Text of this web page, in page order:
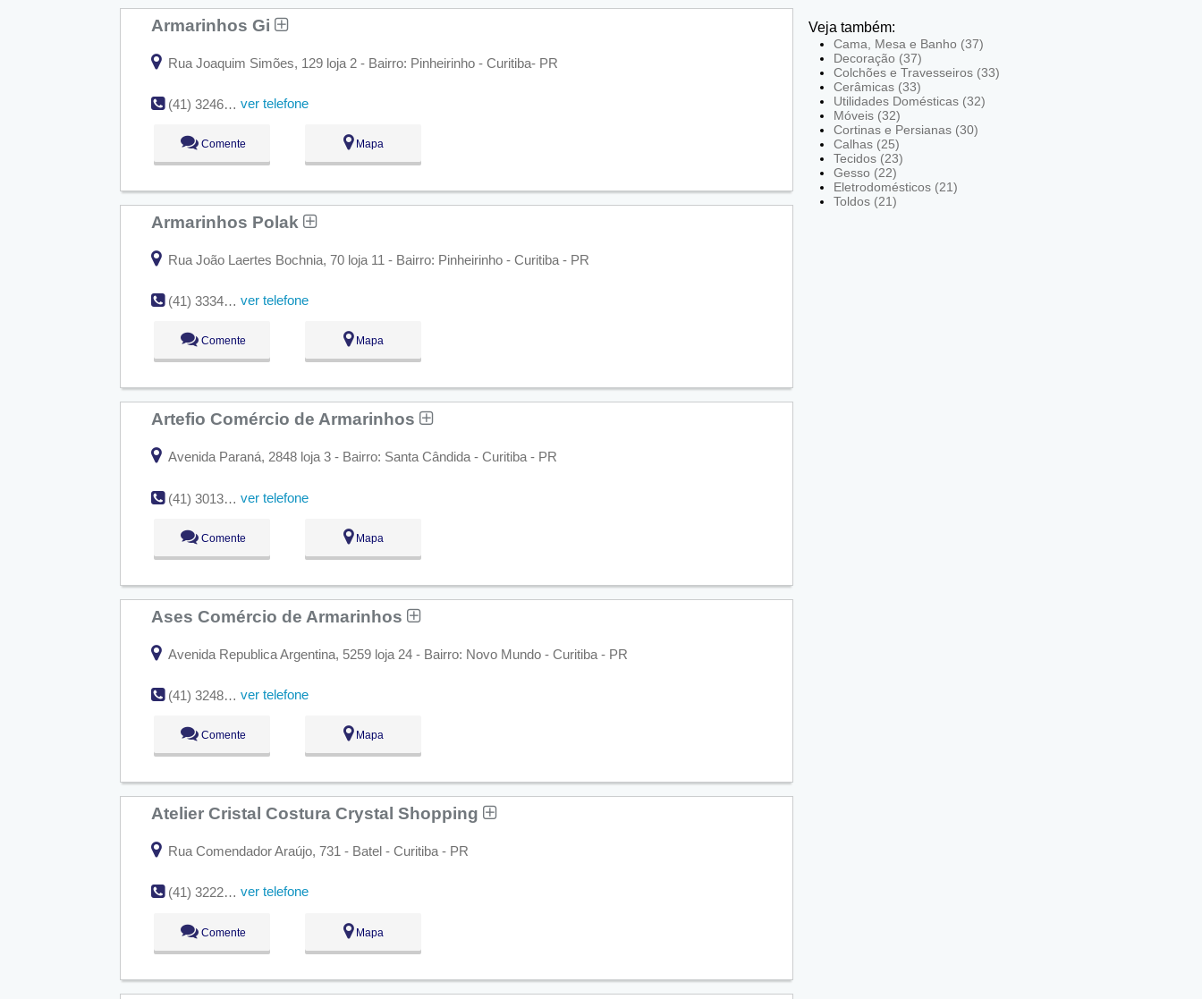
Armarinhos Gi
Rua Joaquim Simões, 129 loja 2 - Bairro: Pinheirinho - Curitiba- PR
(41) 3246-7317 ver telefone
Comente Mapa
Armarinhos Polak
Rua João Laertes Bochnia, 70 loja 11 - Bairro: Pinheirinho - Curitiba - PR
(41) 3334-4739 ver telefone
Comente Mapa
Artefio Comércio de Armarinhos
Avenida Paraná, 2848 loja 3 - Bairro: Santa Cândida - Curitiba - PR
(41) 3013-1026 ver telefone
Comente Mapa
Ases Comércio de Armarinhos
Avenida Republica Argentina, 5259 loja 24 - Bairro: Novo Mundo - Curitiba - PR
(41) 3248-4675 ver telefone
Comente Mapa
Atelier Cristal Costura Crystal Shopping
Rua Comendador Araújo, 731 - Batel - Curitiba - PR
(41) 3222-7087 ver telefone
Comente Mapa
Veja também:
Cama, Mesa e Banho (37)
Decoração (37)
Colchões e Travesseiros (33)
Cerâmicas (33)
Utilidades Domésticas (32)
Móveis (32)
Cortinas e Persianas (30)
Calhas (25)
Tecidos (23)
Gesso (22)
Eletrodomésticos (21)
Toldos (21)